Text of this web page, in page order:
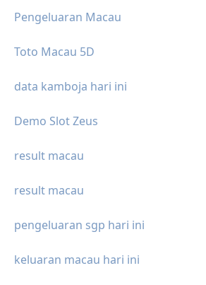
Pengeluaran Macau
Toto Macau 5D
data kamboja hari ini
Demo Slot Zeus
result macau
result macau
pengeluaran sgp hari ini
keluaran macau hari ini